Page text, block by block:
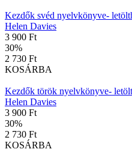
Kezdők svéd nyelvkönyve-
Helen Davies
3 900 Ft
30%
2 730 Ft
KOSÁRBA
Kezdők török nyelvkönyve-
Helen Davies
3 900 Ft
30%
2 730 Ft
KOSÁRBA